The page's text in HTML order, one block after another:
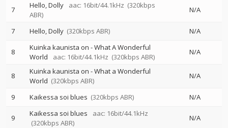
7 Hello, Dolly aac: 16bit/44.1kHz (320kbps
ABR)
N/A
7 Hello, Dolly (320kbps ABR) N/A
8
Kuinka kaunista on - What A Wonderful
World
aac: 16bit/44.1kHz (320kbps ABR)
N/A
8
Kuinka kaunista on - What a Wonderful
World (320kbps ABR)
N/A
9 Kaikessa soi blues (320kbps ABR) N/A
9 Kaikessa soi blues
aac: 16bit/44.1kHz
(320kbps ABR)
N/A